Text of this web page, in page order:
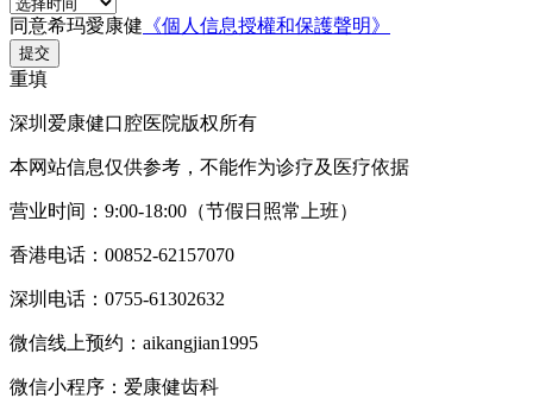
同意希玛愛康健 《個人信息授權和保護聲明》
提交
重填
深圳爱康健口腔医院版权所有
本网站信息仅供参考，不能作为诊疗及医疗依据
营业时间：9:00-18:00（节假日照常上班）
香港电话：00852-62157070
深圳电话：0755-61302632
微信线上预约：aikangjian1995
微信小程序：爱康健齿科